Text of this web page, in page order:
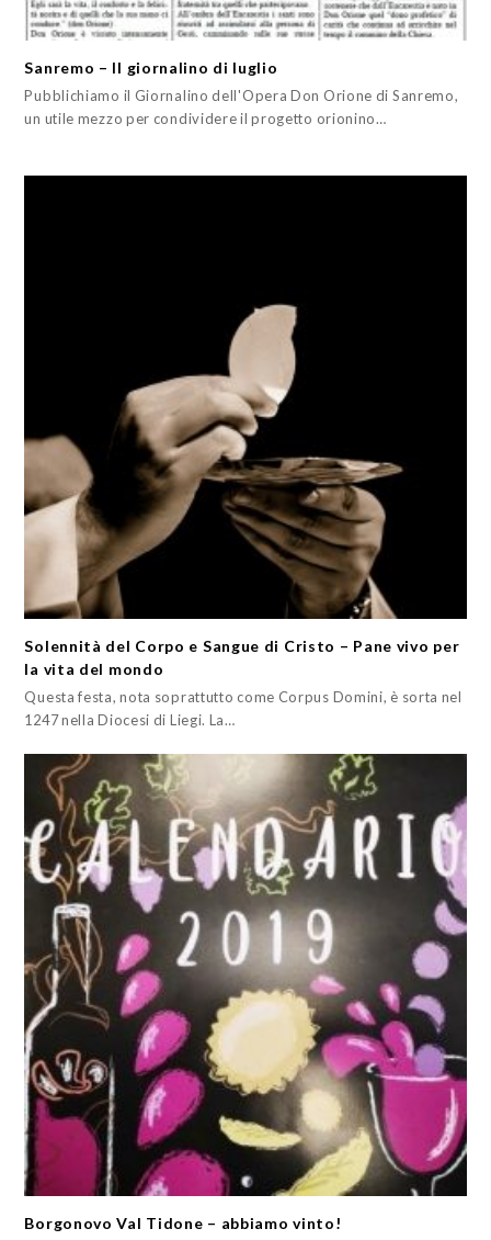
Sanremo – Il giornalino di luglio
Pubblichiamo il Giornalino dell'Opera Don Orione di Sanremo,
un utile mezzo per condividere il progetto orionino…
Solennità del Corpo e Sangue di Cristo – Pane vivo per
la vita del mondo
Questa festa, nota soprattutto come Corpus Domini, è sorta nel
1247 nella Diocesi di Liegi. La…
Borgonovo Val Tidone – abbiamo vinto!